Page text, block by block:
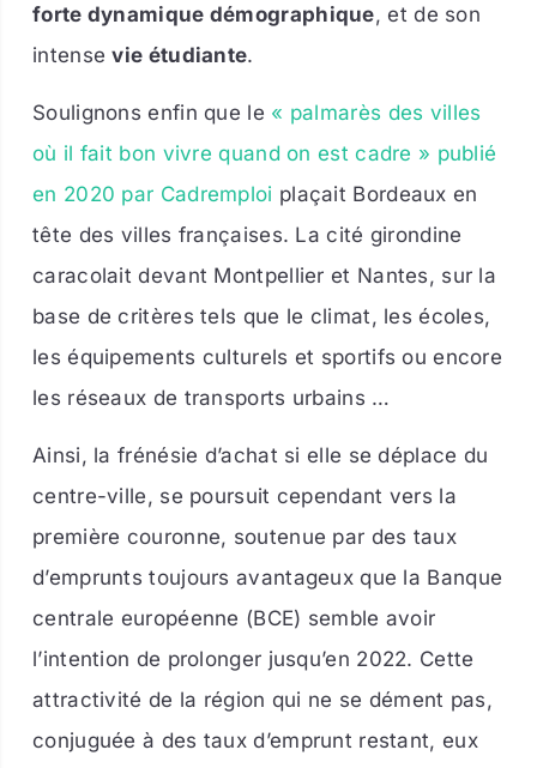
forte dynamique démographique, et de son
intensevie étudiante.
Soulignons enfin que le « palmarès des villes
où il fait bon vivre quand on est cadre » publié
en 2020 par Cadremploi plaçait Bordeaux en
tête des villes françaises. La cité girondine
caracolait devant Montpellier et Nantes, sur la
base de critères tels que le climat, les écoles,
les équipements culturels et sportifs ou encore
les réseaux de transports urbains …
Ainsi, la frénésie d’achat si elle se déplace du
centre-ville, se poursuit cependant vers la
première couronne, soutenue par des taux
d’emprunts toujours avantageux que la Banque
centrale européenne (BCE) semble avoir
l’intention de prolonger jusqu’en 2022. Cette
attractivité de la région qui ne se dément pas,
conjuguée à des taux d’emprunt restant, eux